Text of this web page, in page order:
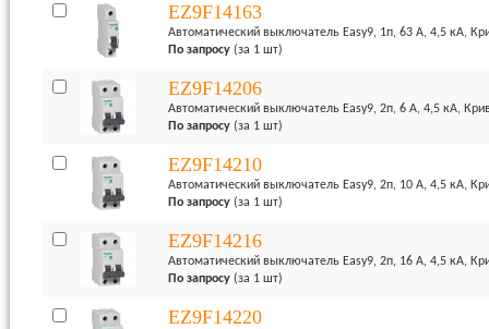
EZ9F14163
Автоматический выключатель Easy9, 1п, 63 А, 4,5 кА,
По запросу (за 1 шт)
EZ9F14206
Автоматический выключатель Easy9, 2п, 6 А, 4,5 кА,
По запросу (за 1 шт)
EZ9F14210
Автоматический выключатель Easy9, 2п, 10 А, 4,5 кА,
По запросу (за 1 шт)
EZ9F14216
Автоматический выключатель Easy9, 2п, 16 А, 4,5 кА,
По запросу (за 1 шт)
EZ9F14220